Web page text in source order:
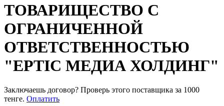
ТОВАРИЩЕСТВО С
ОГРАНИЧЕННОЙ
ОТВЕТСТВЕННОСТЬЮ
"ЕРТІС МЕДИА ХОЛДИНГ"
Заключаешь договор? Проверь этого поставщика за 1000
тенге. Оплатить